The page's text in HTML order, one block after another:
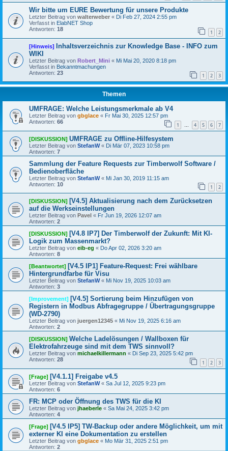
Wir bitte um EURE Bewertung für unsere Produkte
Letzter Beitrag von walterweber « Di Feb 27, 2024 2:55 pm
Verfasst in ElabNET Shop
Antworten: 18 1 2
[Hinweis] Inhaltsverzeichnis zur Knowledge Base - INFO zum
WIKI
Letzter Beitrag von Robert_Mini « Mi Mai 20, 2020 8:18 pm
Verfasst in Bekanntmachungen
Antworten: 23 1 2 3
Themen
UMFRAGE: Welche Leistungsmerkmale ab V4
Letzter Beitrag von gbglace « Fr Mai 30, 2025 12:57 pm
Antworten: 66 1 … 4 5 6 7
[DISKUSSION] UMFRAGE zu Offline-Hilfesystem
Letzter Beitrag von StefanW« Di Mär 07, 2023 10:58 pm
Antworten: 7
Sammlung der Feature Requests zur Timberwolf Software /
Bedienoberfläche
Letzter Beitrag von StefanW« Mi Jan 30, 2019 11:15 am
Antworten: 10 1 2
[DISKUSSION] [V4.5] Aktualisierung nach dem Zurücksetzen
auf die Werkseinstellungen
Letzter Beitrag von Pavel « Fr Jun 19, 2026 12:07 am
Antworten: 2
[DISKUSSION] [V4.8 IP7] Der Timberwolf der Zukunft: Mit KI-
Logik zum Massenmarkt?
Letzter Beitrag von eib-eg « Do Apr 02, 2026 3:20 am
Antworten: 8
[Beantwortet] [V4.5 IP1] Feature-Request: Frei wählbare
Hintergrundfarbe für Visu
Letzter Beitrag von StefanW« Mi Nov 19, 2025 10:03 am
Antworten: 3
[Improvement] [V4.5] Sortierung beim Hinzufügen von
Registern in Modbus Abfragegruppe / Übertragungsgruppe
(WD-2790)
Letzter Beitrag von juergen12345 « Mi Nov 19, 2025 6:16 am
Antworten: 2
[DISKUSSION] Welche Ladelösungen / Wallboxen für
Elektrofahrzeuge sind mit dem TWS sinnvoll?
Letzter Beitrag von michaelkillermann « Di Sep 23, 2025 5:42 pm
Antworten: 28 1 2 3
[Frage] [V4.1.1] Freigabe v4.5
Letzter Beitrag von StefanW« Sa Jul 12, 2025 9:23 pm
Antworten: 6
FR: MCP oder Öffnung des TWS für die KI
Letzter Beitrag von jhaeberle « Sa Mai 24, 2025 3:42 pm
Antworten: 4
[Frage] [V4.5 IP5] TW-Backup oder andere Möglichkeit, um mit
externer KI eine Dokumentation zu erstellen
Letzter Beitrag von gbglace « Mo Mär 31, 2025 2:51 pm
Antworten: 2